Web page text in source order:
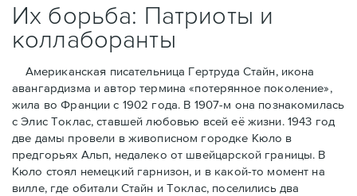
Их борьба: Патриоты и
коллаборанты
Американская писательница Гертруда Стайн, икона
авангардизма и автор термина «потерянное поколение»,
жила во Франции с 1902 года. В 1907-м она познакомилась
с Элис Токлас, ставшей любовью всей её жизни. 1943 год
две дамы провели в живописном городке Кюло в
предгорьях Альп, недалеко от швейцарской границы. В
Кюло стоял немецкий гарнизон, и в какой-то момент на
вилле, где обитали Стайн и Токлас, поселились два